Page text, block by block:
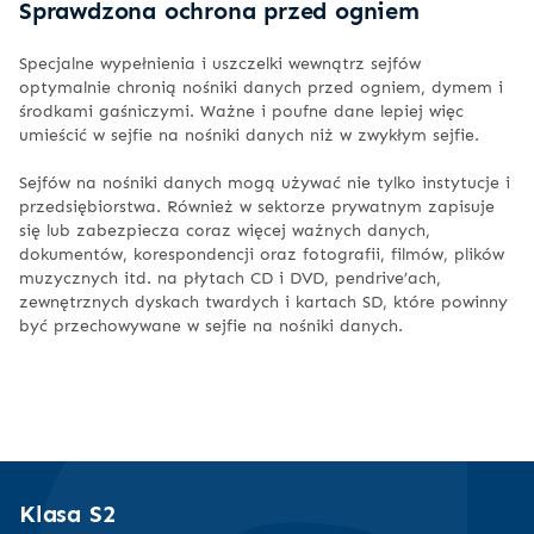
Sprawdzona ochrona przed ogniem
Specjalne wypełnienia i uszczelki wewnątrz sejfów
optymalnie chronią nośniki danych przed ogniem, dymem i
środkami gaśniczymi. Ważne i poufne dane lepiej więc
umieścić w sejfie na nośniki danych niż w zwykłym sejfie.
Sejfów na nośniki danych mogą używać nie tylko instytucje i
przedsiębiorstwa. Również w sektorze prywatnym zapisuje
się lub zabezpiecza coraz więcej ważnych danych,
dokumentów, korespondencji oraz fotografii, filmów, plików
muzycznych itd. na płytach CD i DVD, pendrive’ach,
zewnętrznych dyskach twardych i kartach SD, które powinny
być przechowywane w sejfie na nośniki danych.
Klasa S2